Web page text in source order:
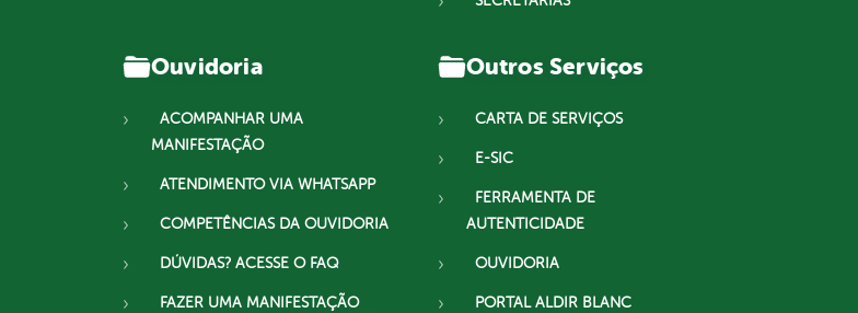
Ouvidoria
ACOMPANHAR UMA
MANIFESTAÇÃO
ATENDIMENTO VIA WHATSAPP
COMPETÊNCIAS DA OUVIDORIA
DÚVIDAS? ACESSE O FAQ
FAZER UMA MANIFESTAÇÃO
Outros Serviços
CARTA DE SERVIÇOS
E-SIC
FERRAMENTA DE
AUTENTICIDADE
OUVIDORIA
PORTAL ALDIR BLANC